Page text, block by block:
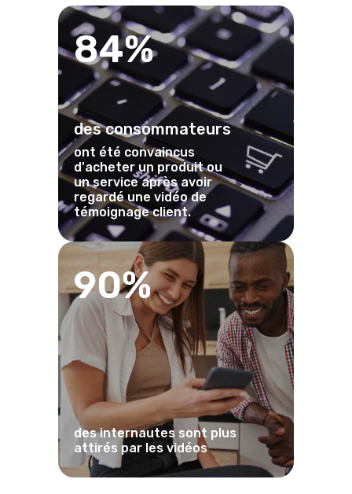
84%
des consommateurs
ont été convaincus
d'acheter un produit ou
un service après avoir
regardé une vidéo de
témoignage client.
90%
des internautes sont plus
attirés par les vidéos